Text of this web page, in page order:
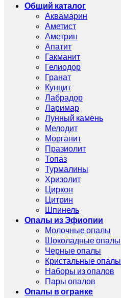
Общий каталог
Аквамарин
Аметист
Аметрин
Апатит
Гакманит
Гелиодор
Гранат
Кунцит
Лабрадор
Ларимар
Лунный камень
Мелодит
Морганит
Празиолит
Топаз
Турмалины
Хризолит
Циркон
Цитрин
Шпинель
Опалы из Эфиопии
Молочные опалы
Шоколадные опалы
Черные опалы
Кристальные опалы
Наборы из опалов
Пары опалов
Опалы в огранке